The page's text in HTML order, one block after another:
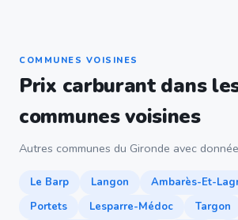
COMMUNES VOISINES
Prix carburant dans
communes voisines
Autres communes du Gironde avec
Le Barp Langon Ambarès-Et-
Portets
Lesparre-Médoc
Targon